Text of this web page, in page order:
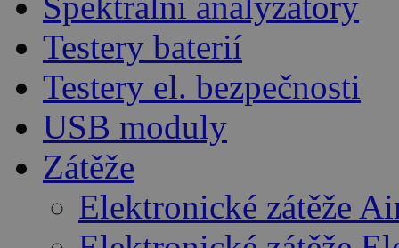
Testery baterií
Testery el. bezpečnosti
USB moduly
Zátěže
Elektronické zátěže